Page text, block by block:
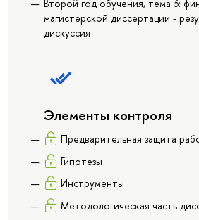
Второй год обучения, тема 3:
магистерской диссертации -
дискуссия
Элементы контроля
Предварительная защита
Гипотезы
Инструменты
Методологическая часть